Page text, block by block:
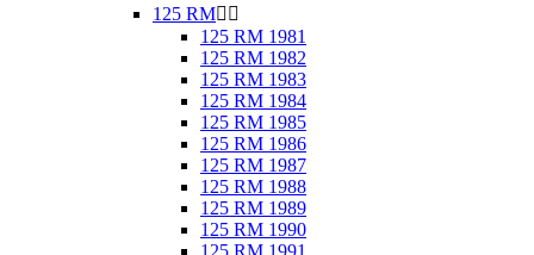
125 RM 
125 RM 1981
125 RM 1982
125 RM 1983
125 RM 1984
125 RM 1985
125 RM 1986
125 RM 1987
125 RM 1988
125 RM 1989
125 RM 1990
125 RM 1991